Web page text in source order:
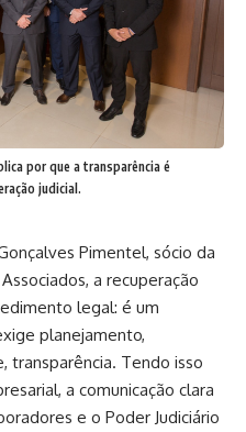
por que a transparência é
judicial.
Pimentel, sócio da
a recuperação
legal: é um
planejamento,
transparência. Tendo isso
a comunicação clara
e o Poder Judiciário